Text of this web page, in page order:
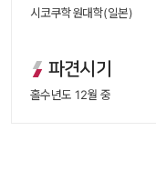
시코쿠학원대학(일본)
파견시기
홀수년도 12월 중